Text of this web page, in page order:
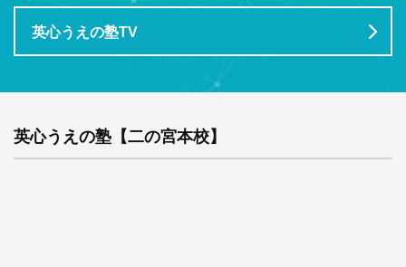
英心うえの塾TV
英心うえの塾【二の宮本校】